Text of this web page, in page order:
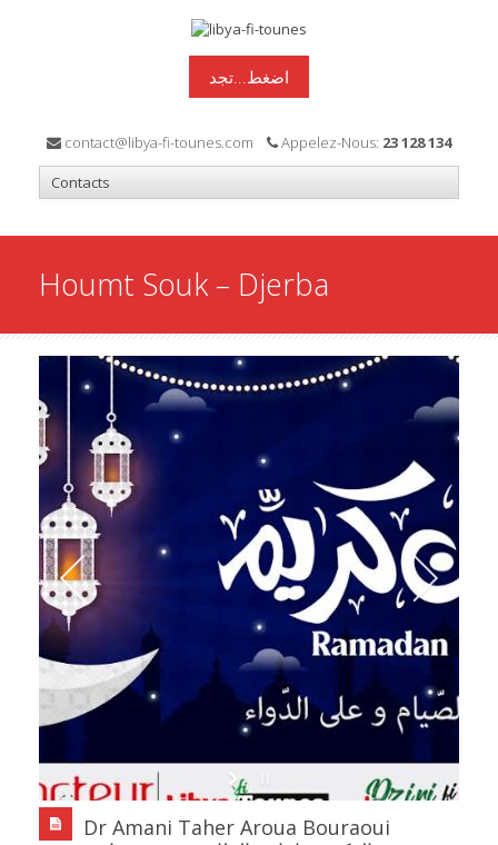
اضغط...تجد
contact@libya-fi-tounes.com Appelez-Nous: 23 128 134
Houmt Souk – Djerba
Dr Amani Taher Aroua Bouraoui